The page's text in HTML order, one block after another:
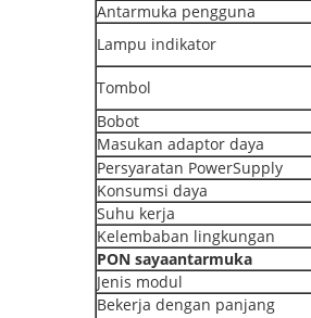
Antarmuka pengguna
Lampu indikator
Tombol
Bobot
Masukan adaptor daya
Persyaratan PowerSupply
Konsumsi daya
Suhu kerja
Kelembaban lingkungan
PON sayaantarmuka
Jenis modul
Bekerja dengan panjang